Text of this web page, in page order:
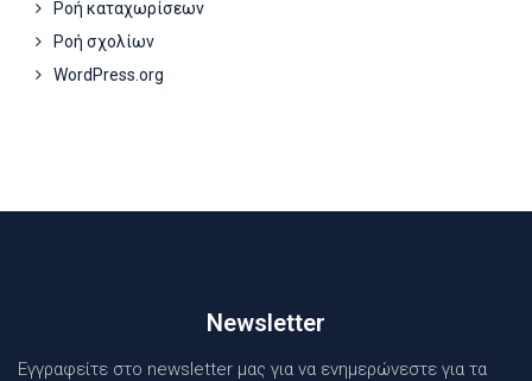
Ροή καταχωρίσεων
Ροή σχολίων
WordPress.org
Newsletter
Εγγραφείτε στο newsletter μας για να ενημερώνεστε για τα